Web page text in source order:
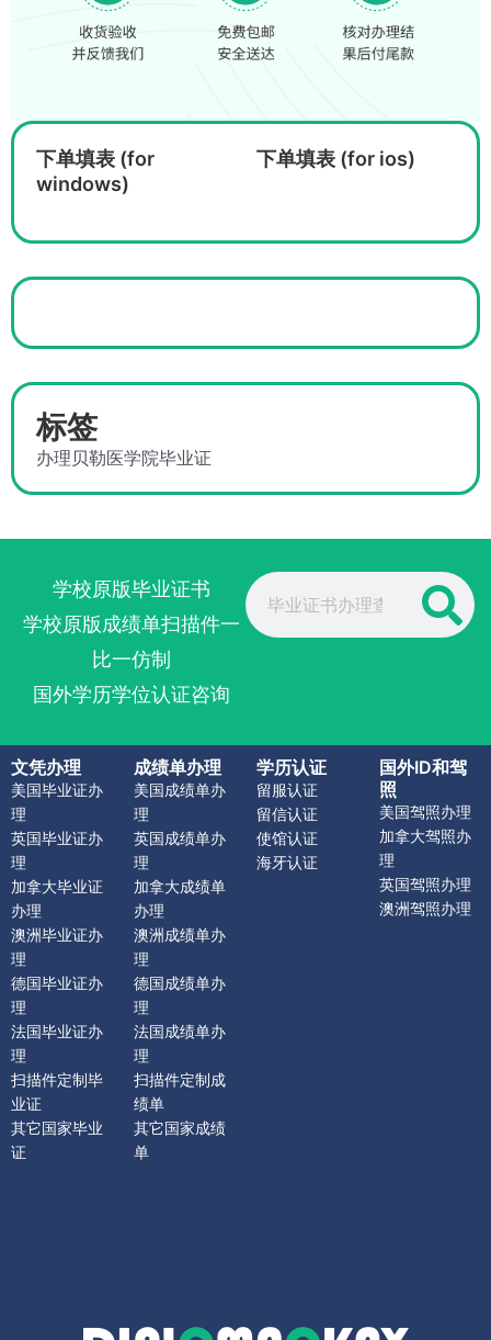
下单填表 (for
windows)
下单填表 (for ios)
标签
办理贝勒医学院毕业证
学校原版毕业证书
学校原版成绩单扫描件一
比一仿制
国外学历学位认证咨询
Search
文凭办理
美国毕业证办
理
英国毕业证办
理
加拿大毕业证
办理
澳洲毕业证办
理
德国毕业证办
理
法国毕业证办
理
扫描件定制毕
业证
其它国家毕业
证
成绩单办理
美国成绩单办
理
英国成绩单办
理
加拿大成绩单
办理
澳洲成绩单办
理
德国成绩单办
理
法国成绩单办
理
扫描件定制成
绩单
其它国家成绩
单
学历认证
留服认证
留信认证
使馆认证
海牙认证
国外ID和驾
照
美国驾照办理
加拿大驾照办
理
英国驾照办理
澳洲驾照办理